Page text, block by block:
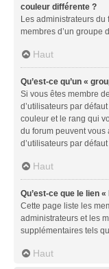
couleur différente ?
Les administrateurs
membres d’un groupe
Haut
Qu’est-ce qu’un «
Si vous êtes membre
d’utilisateurs par
couleur et le rang qui
du forum peuvent vous
d’utilisateurs par
Haut
Qu’est-ce que le lien «
Cette page liste les
administrateurs et les
supplémentaires tels
Haut